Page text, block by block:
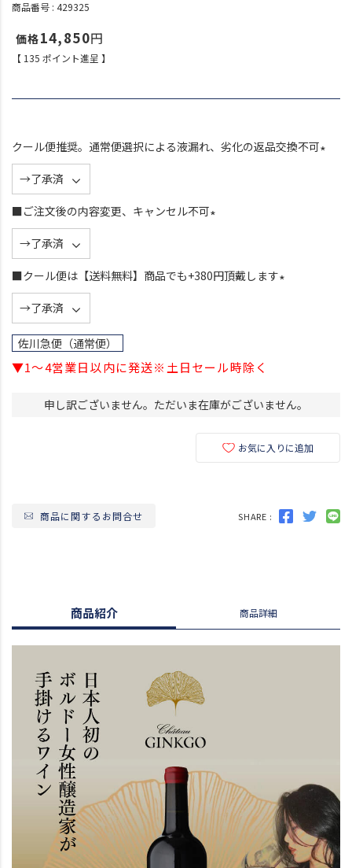
商品番号 429325
14,850
【 135 ポイント進呈 】
クール便推奨。通常便選択による液漏れ、劣化の返品交換不可
■ご注文後の内容変更、キャンセル不可
須
■クール便は【送料無料】商品でも+380円頂戴します
佐川急便（通常便）
▼1～4営業日以内に発送※土日セール時除く
申し訳ございません。ただいま在庫がございません。
お気に入りに追加
商品に関するお問合せ SHARE :
商品紹介 商品詳細